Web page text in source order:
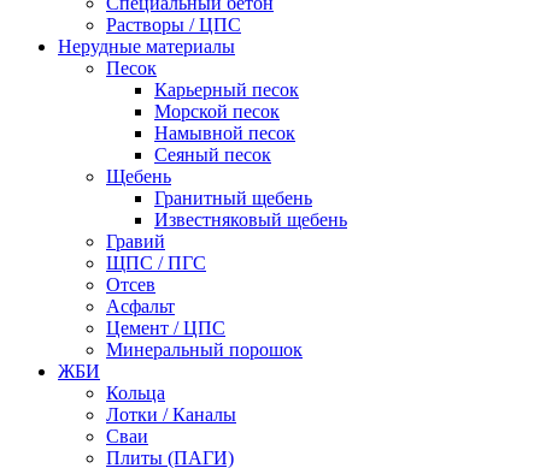
Растворы / ЦПС
Нерудные материалы
Песок
Карьерный песок
Морской песок
Намывной песок
Сеяный песок
Щебень
Гранитный щебень
Известняковый щебень
Гравий
ЩПС / ПГС
Отсев
Асфальт
Цемент / ЦПС
Минеральный порошок
ЖБИ
Кольца
Лотки / Каналы
Сваи
Плиты (ПАГИ)